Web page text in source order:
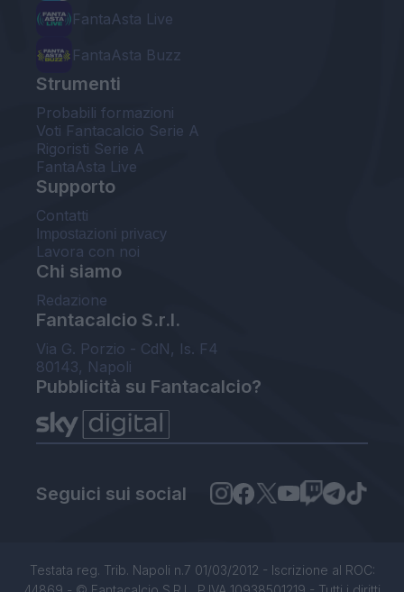
FantaAsta Live
FantaAsta Buzz
Strumenti
Probabili formazioni
Voti Fantacalcio Serie A
Rigoristi Serie A
FantaAsta Live
Supporto
Contatti
Impostazioni privacy
Lavora con noi
Chi siamo
Redazione
Fantacalcio S.r.l.
Via G. Porzio - CdN, Is. F4
80143, Napoli
Pubblicità su Fantacalcio?
Seguici sui social
Testata reg. Trib. Napoli n.7 01/03/2012 - Iscrizione al ROC: